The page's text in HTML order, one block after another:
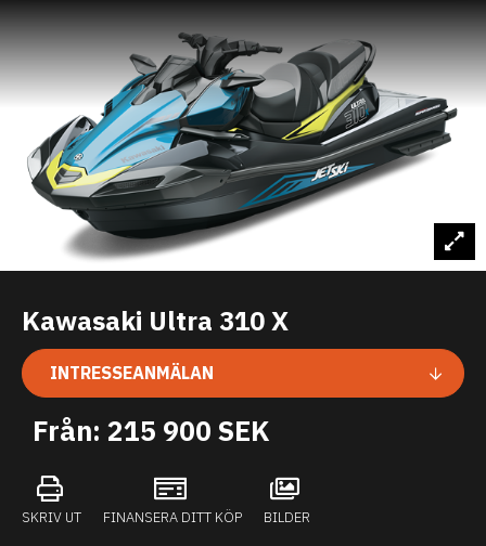
Kawasaki Ultra 310 X
INTRESSEANMÄLAN
Från: 215 900 SEK
SKRIV UT FINANSERA DITT KÖP BILDER